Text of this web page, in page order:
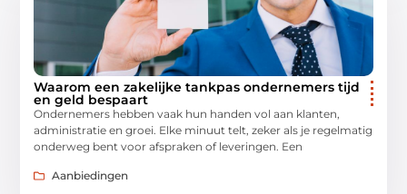
Waarom een zakelijke tankpas ondernemers tijd
en geld bespaart
Ondernemers hebben vaak hun handen vol aan klanten,
administratie en groei. Elke minuut telt, zeker als je regelmatig
onderweg bent voor afspraken of leveringen. Een
Aanbiedingen